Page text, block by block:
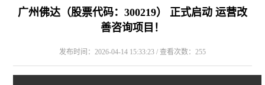
广州佛达（股票代码：300219） 正式启动 运营改
善咨询项目！
发布时间：2026-04-14 15:33:23 / 查看次数：255